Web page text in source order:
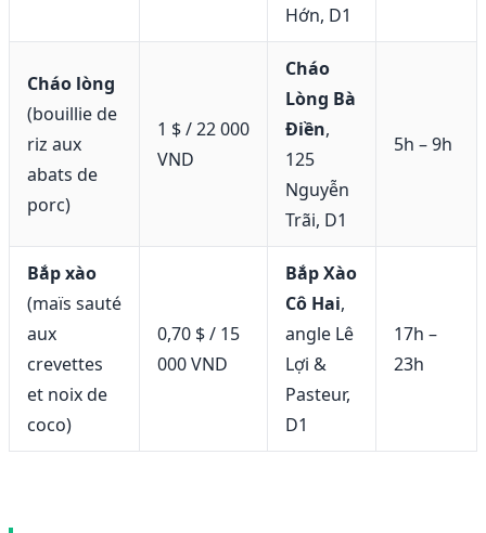
Hớn, D1
Cháo lòng
(bouillie de
riz aux
abats de
porc)
1 $ / 22 000
VND
Cháo
Lòng Bà
Điền,
125
Nguyễn
Trãi, D1
5h – 9h
Bắp xào
(maïs sauté
aux
crevettes
et noix de
coco)
0,70 $ / 15
000 VND
Bắp Xào
Cô Hai,
angle Lê
Lợi &
Pasteur,
D1
17h –
23h